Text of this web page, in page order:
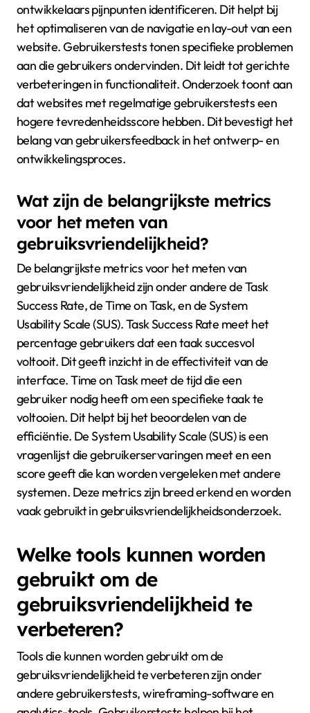
ontwikkelaars pijnpunten identificeren. Dit helpt bij
het optimaliseren van de navigatie en lay-out van een
website. Gebruikerstests tonen specifieke problemen
aan die gebruikers ondervinden. Dit leidt tot gerichte
verbeteringen in functionaliteit. Onderzoek toont aan
dat websites met regelmatige gebruikerstests een
hogere tevredenheidsscore hebben. Dit bevestigt het
belang van gebruikersfeedback in het ontwerp- en
ontwikkelingsproces.
Wat zijn de belangrijkste metrics
voor het meten van
gebruiksvriendelijkheid?
De belangrijkste metrics voor het meten van
gebruiksvriendelijkheid zijn onder andere de Task
Success Rate, de Time on Task, en de System
Usability Scale (SUS). Task Success Rate meet het
percentage gebruikers dat een taak succesvol
voltooit. Dit geeft inzicht in de effectiviteit van de
interface. Time on Task meet de tijd die een
gebruiker nodig heeft om een specifieke taak te
voltooien. Dit helpt bij het beoordelen van de
efficiëntie. De System Usability Scale (SUS) is een
vragenlijst die gebruikerservaringen meet en een
score geeft die kan worden vergeleken met andere
systemen. Deze metrics zijn breed erkend en worden
vaak gebruikt in gebruiksvriendelijkheidsonderzoek.
Welke tools kunnen worden
gebruikt om de
gebruiksvriendelijkheid te
verbeteren?
Tools die kunnen worden gebruikt om de
gebruiksvriendelijkheid te verbeteren zijn onder
andere gebruikerstests, wireframing-software en